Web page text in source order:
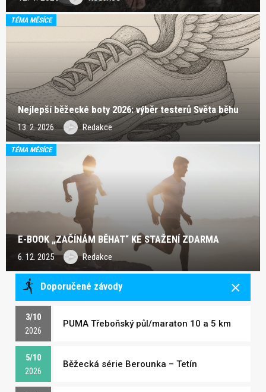
TÉMA MĚSÍCE
Nejlepší běžecké boty 2026: výběr testerů Světa běhu
13. 2. 2026 Redakce
TÉMA MĚSÍCE
E-BOOK „ZAČÍNÁM BĚHAT“ KE STAŽENÍ ZDARMA
6. 12. 2025 Redakce
Doporučené závody
3/10
2026
PUMA Třeboňský půl/maraton 10 a 5 km
5/10
2026
Běžecká série Berounka – Tetín